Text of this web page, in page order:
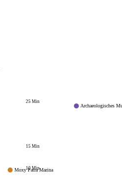
10Min
15 Min
25 Min
Moxy Patra Marina
Archaeologisches